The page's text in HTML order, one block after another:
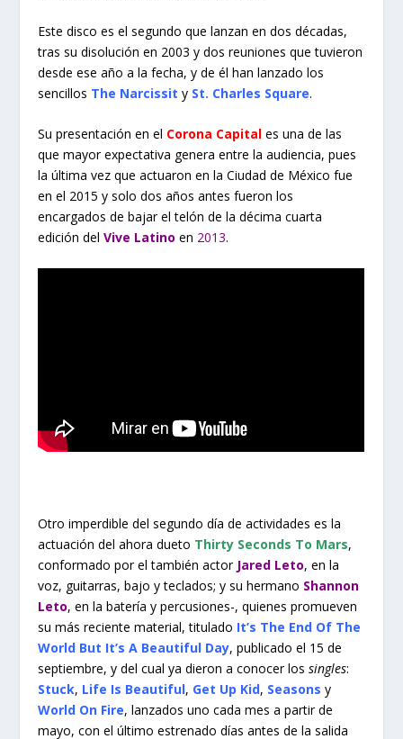
Este disco es el segundo que lanzan en dos décadas,
tras su disolución en 2003 y dos reuniones que tuvieron
desde ese año a la fecha, y de él han lanzado los
sencillos The Narcissit y St. Charles Square.
Su presentación en el Corona Capital es una de las
que mayor expectativa genera entre la audiencia, pues
la última vez que actuaron en la Ciudad de México fue
en el 2015 y solo dos años antes fueron los
encargados de bajar el telón de la décima cuarta
edición delVive Latino en 2013.
Otro imperdible del segundo día de actividades es la
actuación del ahora dueto Thirty Seconds To Mars,
conformado por el también actor Jared Leto, en la
voz, guitarras, bajo y teclados; y su hermano Shannon
Leto, en la batería y percusiones-, quienes promueven
su más reciente material, titulado It’s The End Of The
World But It’s A Beautiful Day, publicado el 15 de
septiembre, y del cual ya dieron a conocer lossingles:
Stuck, Life Is Beautiful, Get Up Kid, Seasons y
World On Fire, lanzados uno cada mes a partir de
mayo, con el último estrenado días antes de la salida